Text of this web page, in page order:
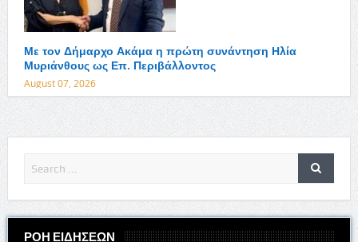
Με τον Δήμαρχο Ακάμα η πρώτη συνάντηση Ηλία
Μυριάνθους ως Επ. Περιβάλλοντος
August 07, 2026
ΡΟΗ ΕΙΔΗΣΕΩΝ